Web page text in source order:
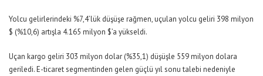
Yolcu gelirlerindeki %7,4’lük düşüşe rağmen, uçulan yolcu geliri 398 milyon
$ (%10,6) artışla 4.165 milyon $’a yükseldi.
Uçan kargo geliri 303 milyon dolar (%35,1) düşüşle 559 milyon dolara
geriledi. E-ticaret segmentinden gelen güçlü yıl sonu talebi nedeniyle